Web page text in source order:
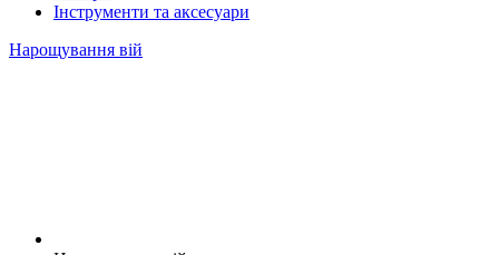
Інструменти та аксесуари
Нарощування вій